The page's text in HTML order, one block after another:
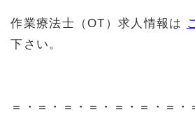
作業療法士（OT）求人情報は
下さい。
＝・＝・＝・＝・＝・＝・＝・